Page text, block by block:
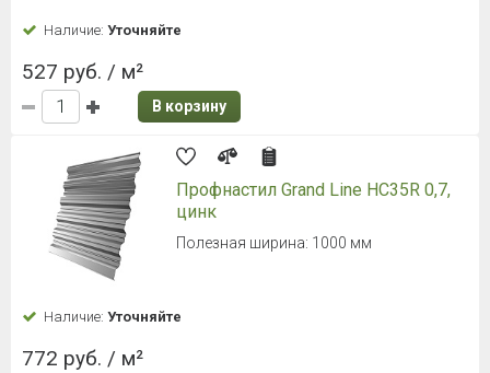
Наличие: Уточняйте
527 руб. / м²
В корзину
Профнастил Grand Line HC35R 0,7,
цинк
Полезная ширина: 1000 мм
Наличие: Уточняйте
772 руб. / м²